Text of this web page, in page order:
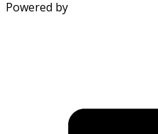
Powered by